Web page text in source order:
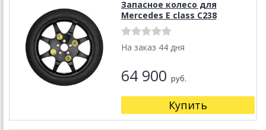
Запасное колесо для
Mercedes E class C238
На заказ 44 дня
64 900 руб.
Купить